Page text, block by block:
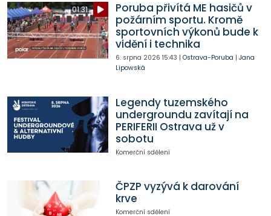
01:31
Poruba přivítá ME hasičů v
požárním sportu. Kromě
sportovních výkonů bude k
vidění i technika
6. srpna 2026 15:43 | Ostrava-Poruba | Jana
Lipowská
Legendy tuzemského
undergroundu zavítají na
PERIFERII Ostrava už v
sobotu
Komerční sdělení
ČPZP vyzývá k darování
krve
Komerční sdělení